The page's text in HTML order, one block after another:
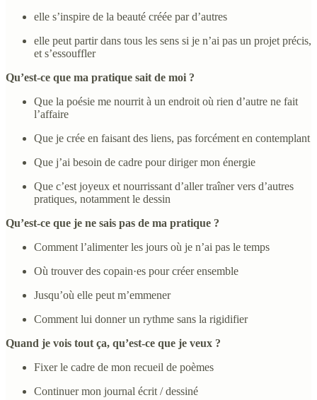
elle s’inspire de la beauté créée par d’autres
elle peut partir dans tous les sens si je n’ai pas un projet précis,
et s’essouffler
Qu’est-ce que ma pratique sait de moi ?
Que la poésie me nourrit à un endroit où rien d’autre ne fait
l’affaire
Que je crée en faisant des liens, pas forcément en contemplant
Que j’ai besoin de cadre pour diriger mon énergie
Que c’est joyeux et nourrissant d’aller traîner vers d’autres
pratiques, notamment le dessin
Qu’est-ce que je ne sais pas de ma pratique ?
Comment l’alimenter les jours où je n’ai pas le temps
Où trouver des copain·es pour créer ensemble
Jusqu’où elle peut m’emmener
Comment lui donner un rythme sans la rigidifier
Quand je vois tout ça, qu’est-ce que je veux ?
Fixer le cadre de mon recueil de poèmes
Continuer mon journal écrit / dessiné